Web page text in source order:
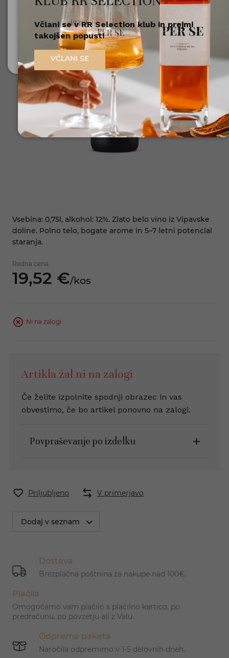
Vsebina: 0,75l, alkohol: 12%. Zlato belo vino iz Vipavske
doline. Polno telo, bogate arome in 5–7 letni potencial
staranja.
Redna cena
19,52 €/kos
Ni na zalogi
Artikla žal ni na zalogi
Če želite izpolnite spodnji obrazec in vas
obvestimo, če bo artikel ponovno na zalogi.
Povpraševanje po izdelku
Priljubljeno V primerjavo
Dodaj v seznam
Dostava
Brezplačna poštnina za nakupe nad 100€.
Plačila
Omogočamo vam plačilo s plačilno kartico, po
predračunu, po povzetju ali z Valu.
Odprema paketa
Naročila odpremimo v 1-5 delovnih dneh.
Nisem polnoleten
Sem polnoleten (18+)
Včlani se v RR Selection klub in prejmi
takojšen popust!
VČLANI SE